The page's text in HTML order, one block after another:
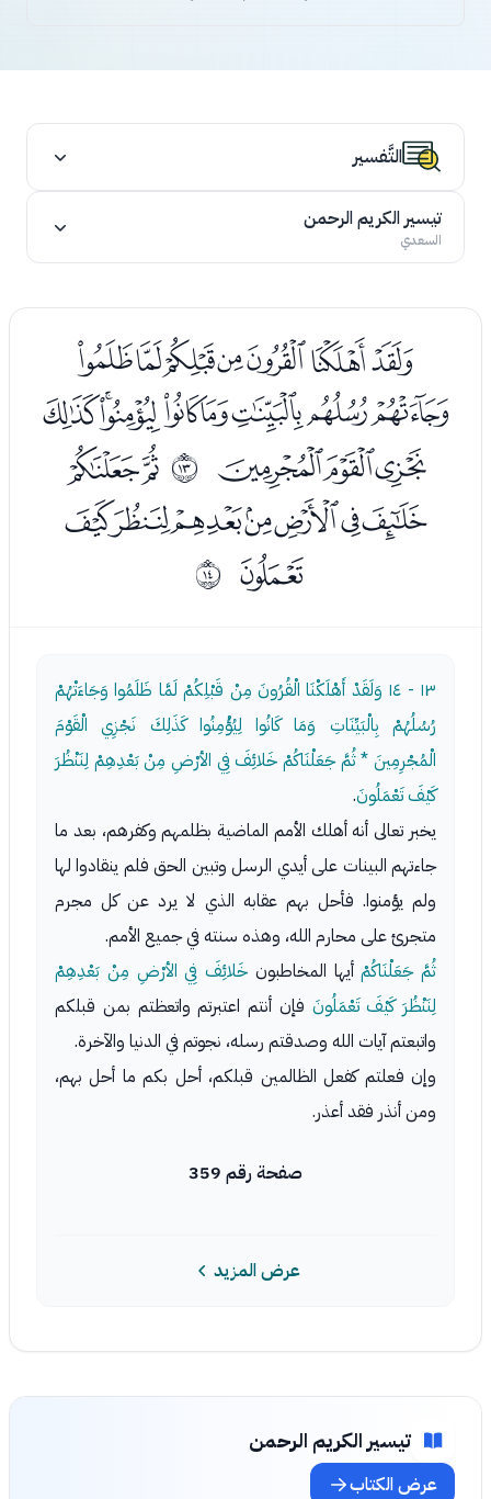
التَّفسير
تيسير الكريم الرحمن
السعدي
ﯜﯝﯞﯟﯠﯡﯢ
ﯣﯤﯥﯦﯧﯨﯩﯪ
ﯫﯬﯭ ﰌ ﯯﯰ
ﯱﯲﯳﯴﯵﯶﯷ
ﯸ ﰍ
١٣ - ١٤
وَلَقَدْ أَهْلَكْنَا الْقُرُونَ مِنْ قَبْلِكُمْ لَمَّا ظَلَمُوا وَجَاءَتْهُمْ
رُسُلُهُمْ بِالْبَيِّنَاتِ وَمَا كَانُوا لِيُؤْمِنُوا كَذَلِكَ نَجْزِي الْقَوْمَ
الْمُجْرِمِينَ * ثُمَّ جَعَلْنَاكُمْ خَلائِفَ فِي الأرْضِ مِنْ بَعْدِهِمْ لِنَنْظُرَ
كَيْفَ تَعْمَلُونَ.
يخبر تعالى أنه أهلك الأمم الماضية بظلمهم وكفرهم، بعد ما
جاءتهم البينات على أيدي الرسل وتبين الحق فلم ينقادوا لها
ولم يؤمنوا. فأحل بهم عقابه الذي لا يرد عن كل مجرم
متجرئ على محارم الله، وهذه سنته في جميع الأمم.
ثُمَّ جَعَلْنَاكُمْأيها المخاطبون خَلائِفَ فِي الأرْضِ مِنْ بَعْدِهِمْ
لِنَنْظُرَ كَيْفَ تَعْمَلُونَ فإن أنتم اعتبرتم واتعظتم بمن قبلكم
واتبعتم آيات الله وصدقتم رسله، نجوتم في الدنيا والآخرة.
وإن فعلتم كفعل الظالمين قبلكم، أحل بكم ما أحل بهم،
ومن أنذر فقد أعذر.
صفحة رقم 359
عرض المزيد
تيسير الكريم الرحمن
عرض الكتاب